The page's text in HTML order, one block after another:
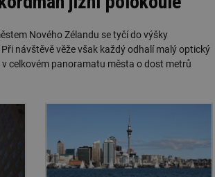
Nového Zélandu se tyčí do výšky
návštěvě věže však každý odhalí malý optický
celkovém panoramatu města o dost metrů